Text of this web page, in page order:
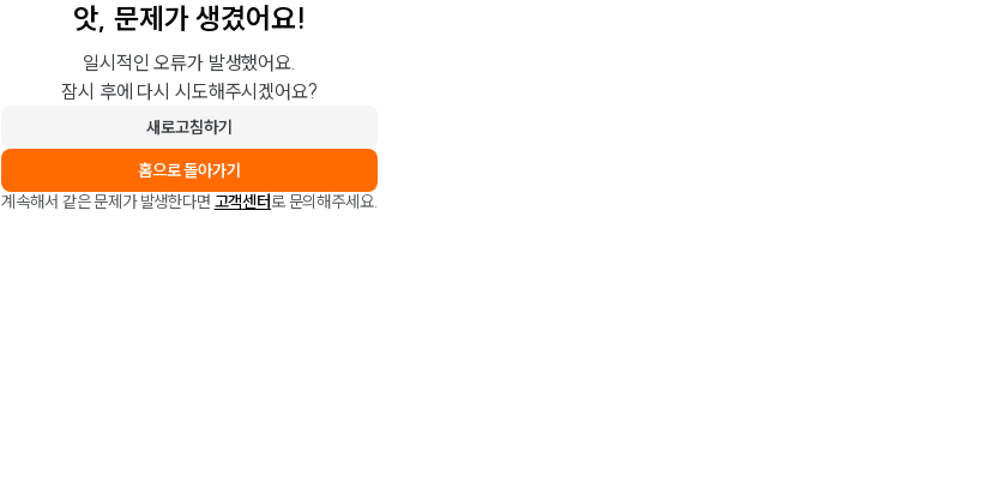
앗, 문제가 생겼어요!
일시적인 오류가 발생했어요.
잠시 후에 다시 시도해주시겠어요?
새로고침하기
홈으로 돌아가기
계속해서 같은 문제가 발생한다면 고객센터로 문의해주세요.